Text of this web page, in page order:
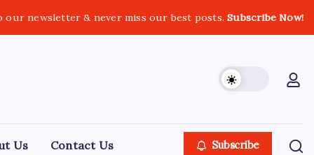
our newsletter & never miss our best posts.Subscribe Now!
Us Contact Us Subscribe